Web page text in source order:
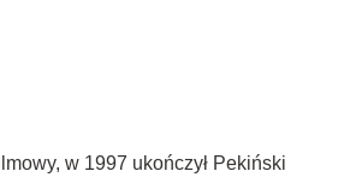
w 1997 ukończył Pekiński